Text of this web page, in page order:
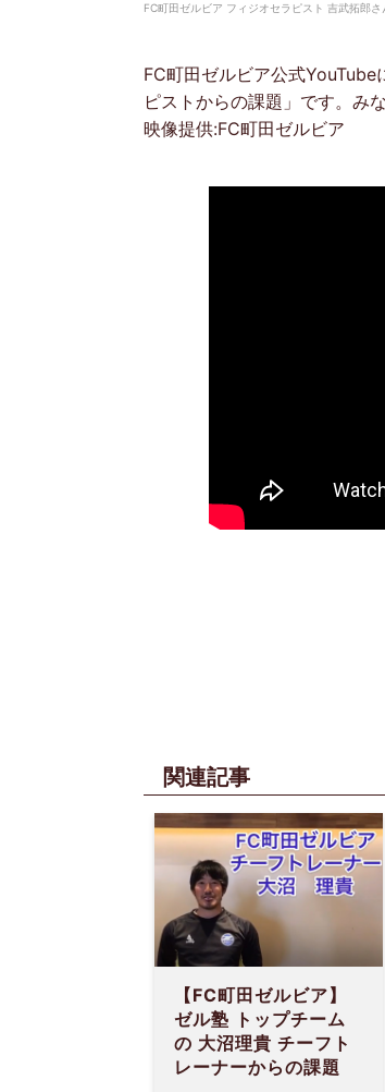
FC町田ゼルビア フィジオセラピスト 吉武拓郎さ
FC町田ゼルビア公式
ピストからの課題」です。み
映像提供:FC町田ゼルビア
関連記事
【FC町田ゼルビア】
ゼル塾 トップチーム
の 大沼理貴 チーフト
レーナーからの課題